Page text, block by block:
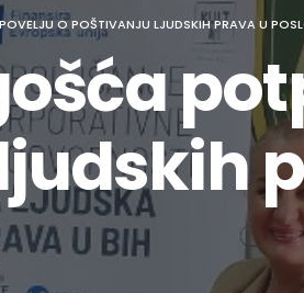
O POŠTIVANJU LJUDSKIH PRAVA U